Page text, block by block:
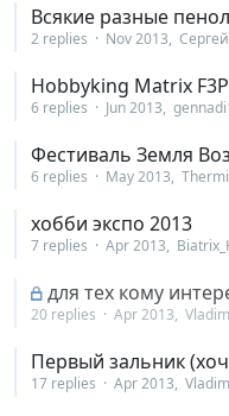
Всякие разные
2 replies Nov 2013
Hobbyking Matrix
6 replies Jun 2013
Фестиваль Земля
6 replies May 2013
хобби экспо 2013
7 replies Apr 2013
для тех кому
20 replies Apr 2013
Первый зальник
17 replies Apr 2013